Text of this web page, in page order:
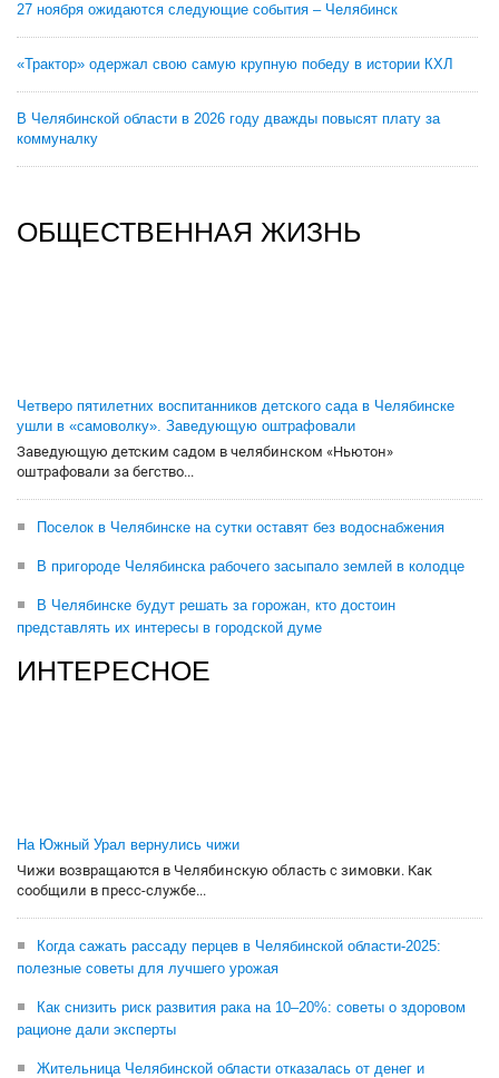
27 ноября ожидаются следующие события – Челябинск
«Трактор» одержал свою самую крупную победу в истории КХЛ
В Челябинской области в 2026 году дважды повысят плату за
коммуналку
ОБЩЕСТВЕННАЯ ЖИЗНЬ
Четверо пятилетних воспитанников детского сада в Челябинске
ушли в «самоволку». Заведующую оштрафовали
Заведующую детским садом в челябинском «Ньютон»
оштрафовали за бегство...
Поселок в Челябинске на сутки оставят без водоснабжения
В пригороде Челябинска рабочего засыпало землей в колодце
В Челябинске будут решать за горожан, кто достоин
представлять их интересы в городской думе
ИНТЕРЕСНОЕ
На Южный Урал вернулись чижи
Чижи возвращаются в Челябинскую область с зимовки. Как
сообщили в пресс-службе...
Когда сажать рассаду перцев в Челябинской области-2025:
полезные советы для лучшего урожая
Как снизить риск развития рака на 10–20%: советы о здоровом
рационе дали эксперты
Жительница Челябинской области отказалась от денег и